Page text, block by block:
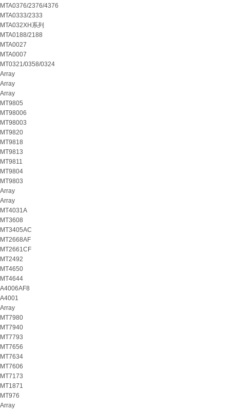
MTA0376/2376/4376
MTA0333/2333
MTA032XH系列
MTA0188/2188
MTA0027
MTA0007
MT0321/0358/0324
Array
Array
Array
MT9805
MT98006
MT98003
MT9820
MT9818
MT9813
MT9811
MT9804
MT9803
Array
Array
MT4031A
MT3608
MT3405AC
MT2668AF
MT2661CF
MT2492
MT4650
MT4644
A4006AF8
A4001
Array
MT7980
MT7940
MT7793
MT7656
MT7634
MT7606
MT7173
MT1871
MT976
Array